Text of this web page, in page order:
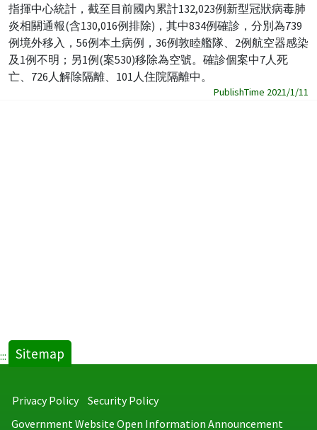
指揮中心統計，截至目前國內累計132,023例新型冠狀病毒肺
炎相關通報(含130,016例排除)，其中834例確診，分別為739
例境外移入，56例本⼟病例，36例敦睦艦隊、2例航空器感染
及1例不明；另1例(案530)移除為空號。確診個案中7人死
亡、726人解除隔離、101人住院隔離中。
PublishTime 2021/1/11
::: Sitemap
Privacy Policy
Security Policy
Government Website Open Information Announcement